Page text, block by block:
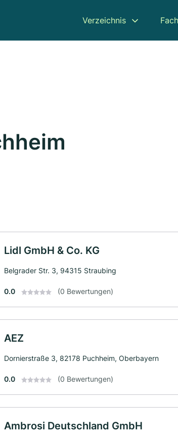
Verzeichnis
Lidl GmbH & Co. KG
Belgrader Str. 3, 94315 Straubing
0.0 (0 Bewertungen)
AEZ
Dornierstraße 3, 82178 Puchheim, Oberbayern
0.0 (0 Bewertungen)
Ambrosi Deutschland GmbH